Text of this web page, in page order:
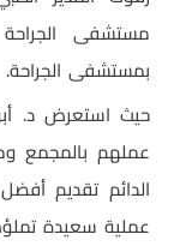
مستشفى
بمستشفى الجراحة.
حيث استعرض د.
عملهم بالمجمع
الدائم تقديم
عملية سعيدة